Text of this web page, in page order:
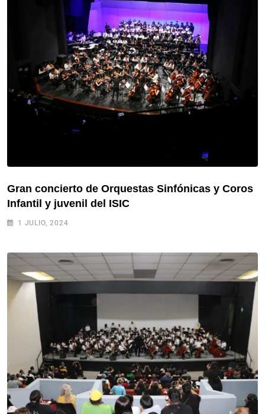
Gran concierto de Orquestas Sinfónicas y Coros
Infantil y juvenil del ISIC
1 JULIO, 2024